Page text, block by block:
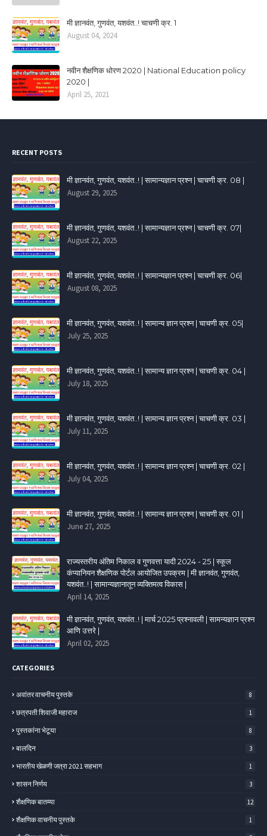
मी ज्ञानवंत, गुणवंत, यशवंत..! चाचणी क्र. 1
August 04, 2024
नवीन शैक्षणिक धोरण 2020 | National Education policy
2020 |
April 25, 2021
RECENT POSTS
मी ज्ञानवंत, गुणवंत, यशवंत..! | सामान्यज्ञान प्रश्न | चाचणी क्र. 08 |
August 29, 2025
मी ज्ञानवंत, गुणवंत, यशवंत..! | सामान्यज्ञान प्रश्न | चाचणी क्र. 07|
August 22, 2025
मी ज्ञानवंत, गुणवंत, यशवंत..! | सामान्यज्ञान प्रश्न | चाचणी क्र. 06|
August 08, 2025
मी ज्ञानवंत, गुणवंत, यशवंत..! | सामान्य ज्ञान प्रश्न | चाचणी क्र. 05|
July 25, 2025
मी ज्ञानवंत, गुणवंत, यशवंत..! | सामान्य ज्ञान प्रश्न | चाचणी क्र. 04 |
July 18, 2025
मी ज्ञानवंत, गुणवंत, यशवंत..! | सामान्य ज्ञान प्रश्न | चाचणी क्र. 03 |
July 11, 2025
मी ज्ञानवंत, गुणवंत, यशवंत..! | सामान्य ज्ञान प्रश्न | चाचणी क्र. 02 |
July 04, 2025
मी ज्ञानवंत, गुणवंत, यशवंत..! | सामान्य ज्ञान प्रश्न | चाचणी क्र. 01 |
June 27, 2025
राज्यस्तरीय अंतिम निकाल व गुणवत्ता यादी 2024 - 25 | स्कूल
कंप्यानियन शैक्षणिक पोर्टल आयोजित उपक्रम | मी ज्ञानवंत, गुणवंत,
यशवंत..! | सामान्यज्ञानातून व्यक्तिमत्व विकास |
April 14, 2025
मी ज्ञानवंत, गुणवंत, यशवंत..! | मार्च 2025 प्रश्नावली | सामन्यज्ञान प्रश्न
आणि उत्तरे |
April 02, 2025
CATEGORIES
अवांतर वाचनीय पुस्तके 8
छत्रपती शिवाजी महाराज 1
पुस्तकांना भेटूया 8
बालदिन 3
भारतीय खेळणी जत्रा 2021 सहभाग 1
शासन निर्णय 3
शैक्षणिक बातम्या 12
शैक्षणिक वाचनीय पुस्तके 1